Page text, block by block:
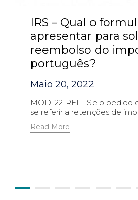
IRS – Qual o
apresentar para
reembolso do
português?
Maio 20, 2022
MOD. 22-RFI – Se o pedido
se referir a retenções de
Read More